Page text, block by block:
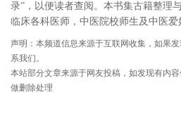
录”，以便读者查阅。本书集古籍整理
临床各科医师，中医院校师生及中医爱
声明：本频道信息来源于互联网收集，如果
系我们。
本站部分文章来源于网友投稿，如发现有内
做删除处理